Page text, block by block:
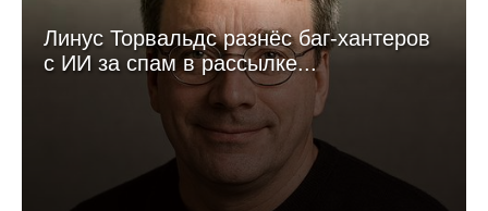
Линус Торвальдс разнёс баг-хантеров
с ИИ за спам в рассылке...